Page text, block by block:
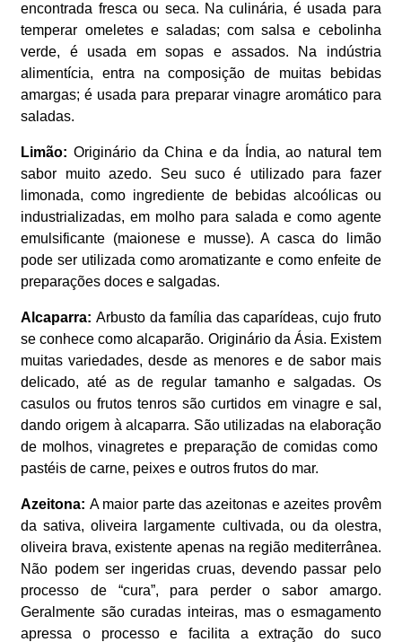
encontrada fresca ou seca. Na culinária, é usada para
temperar omeletes e saladas; com salsa e cebolinha
verde, é usada em sopas e assados. Na indústria
alimentícia, entra na composição de muitas bebidas
amargas; é usada para preparar vinagre aromático para
saladas.
Limão:Originário da China e da Índia, ao natural tem
sabor muito azedo. Seu suco é utilizado para fazer
limonada, como ingrediente de bebidas alcoólicas ou
industrializadas, em molho para salada e como agente
emulsificante (maionese e musse). A casca do limão
pode ser utilizada como aromatizante e como enfeite de
preparações doces e salgadas.
Alcaparra:Arbusto da família das caparídeas, cujo fruto
se conhece como alcaparão. Originário da Ásia. Existem
muitas variedades, desde as menores e de sabor mais
delicado, até as de regular tamanho e salgadas. Os
casulos ou frutos tenros são curtidos em vinagre e sal,
dando origem à alcaparra. São utilizadas na elaboração
de molhos, vinagretes e preparação de comidas como
pastéis de carne, peixes e outros frutos do mar.
Azeitona: A maior parte das azeitonas e azeites provêm
da sativa, oliveira largamente cultivada, ou da olestra,
oliveira brava, existente apenas na região mediterrânea.
Não podem ser ingeridas cruas, devendo passar pelo
processo de “cura”, para perder o sabor amargo.
Geralmente são curadas inteiras, mas o esmagamento
apressa o processo e facilita a extração do suco